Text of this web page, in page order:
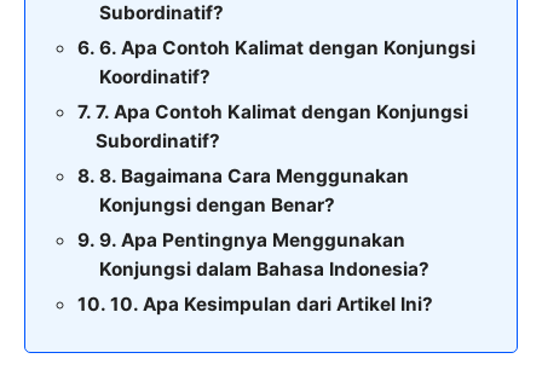
Subordinatif?
6. Apa Contoh Kalimat dengan Konjungsi
Koordinatif?
7. Apa Contoh Kalimat dengan Konjungsi
Subordinatif?
8. Bagaimana Cara Menggunakan
Konjungsi dengan Benar?
9. Apa Pentingnya Menggunakan
Konjungsi dalam Bahasa Indonesia?
10. Apa Kesimpulan dari Artikel Ini?